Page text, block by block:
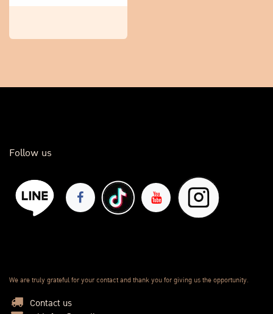
Follow us
We are truly grateful for your contact and thank you for giving us the opportunity.
Contact us